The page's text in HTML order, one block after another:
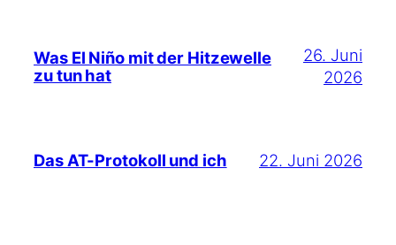
Was El Niño mit der Hitzewelle
zu tun hat
26. Juni
2026
Das AT-Protokoll und ich 22. Juni 2026